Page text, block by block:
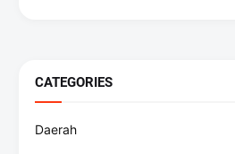
CATEGORIES
Daerah